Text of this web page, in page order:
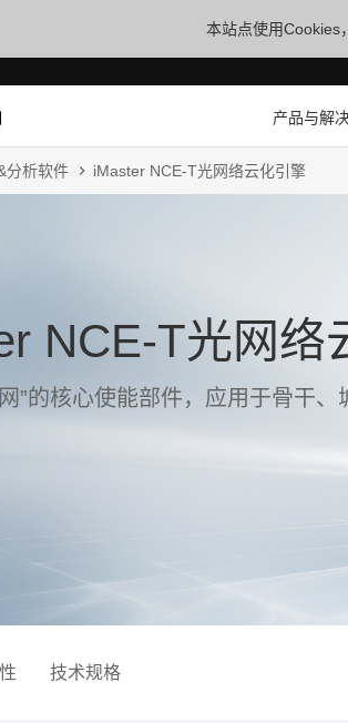
本站点使用Cookies
产品与解
分析软件 iMaster NCE-T光网络云化引擎
NCE-T光网络
”的核心使能部件，应用于骨干
技术规格